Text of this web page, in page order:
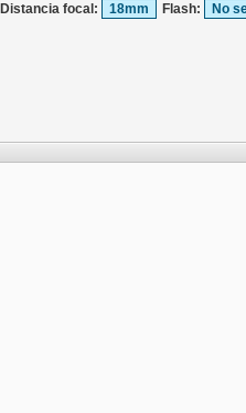
Distancia focal: 18mm Flash: No